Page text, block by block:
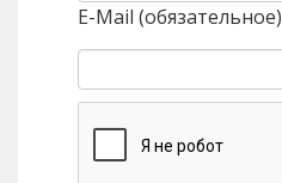
E-Mail (обязательное)